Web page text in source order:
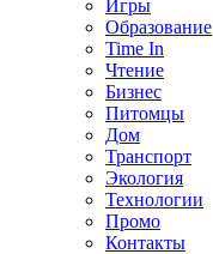
Игры
Образование
Time In
Чтение
Бизнес
Питомцы
Дом
Транспорт
Экология
Технологии
Промо
Контакты